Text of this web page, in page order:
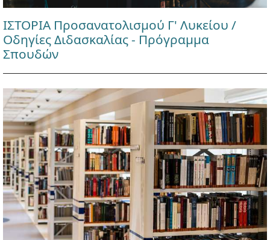
ΙΣΤΟΡΙΑ Προσανατολισμού Γ' Λυκείου /
Οδηγίες Διδασκαλίας - Πρόγραμμα
Σπουδών